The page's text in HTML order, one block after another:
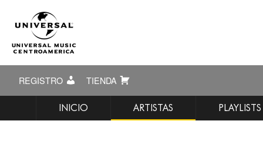
REGISTRO TIENDA
INICIO ARTISTAS PLAYLISTS